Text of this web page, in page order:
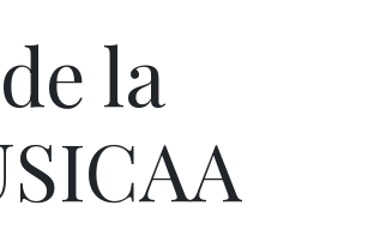
la
Pâques 2026 : chocolats
idées pour une chasse
et idées pour